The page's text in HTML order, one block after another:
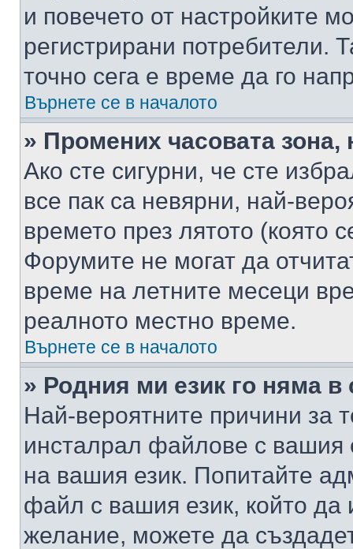
и повечето от настройките
регистрирани потребители.
точно сега е време да го
Върнете се в началото
» Промених часовата
Ако сте сигурни, че сте
все пак са невярни, най-
времето през лятото (която
Форумите не могат да
време на летните месеци
реалното местно време.
Върнете се в началото
» Родния ми език го няма в
Най-вероятните причини за
инсталрал файлове с вашия
на вашия език. Попитайте
файл с вашия език, който да
желание, можете да